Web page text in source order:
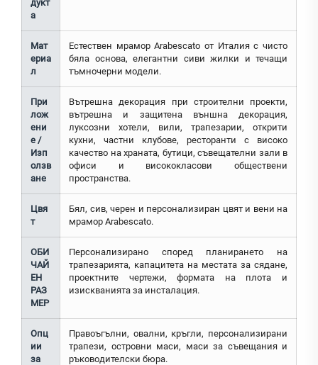
дукт
а
Мат
ериа
л
Естествен мрамор Arabescato от Италия с чисто
бяла основа, елегантни сиви жилки и течащи
тъмночерни модели.
При
лож
ени
е /
Изп
олзв
ане
Вътрешна декорация при строителни проекти,
вътрешна и защитена външна декорация,
луксозни хотели, вили, трапезарии, открити
кухни, частни клубове, ресторанти с високо
качество на храната, бутици, съвещателни зали в
офиси и висококласови обществени
пространства.
Цвя
т
Бял, сив, черен и персонализиран цвят и вени на
мрамор Arabescato.
ОБИ
ЧАЙ
ЕН
РАЗ
МЕР
Персонализирано според планирането на
трапезарията, капацитета на местата за сядане,
проектните чертежи, формата на плота и
изискванията за инсталация.
Опц
ии
за
Правоъгълни, овални, кръгли, персонализирани
трапези, островни маси, маси за съвещания и
ръководителски бюра.